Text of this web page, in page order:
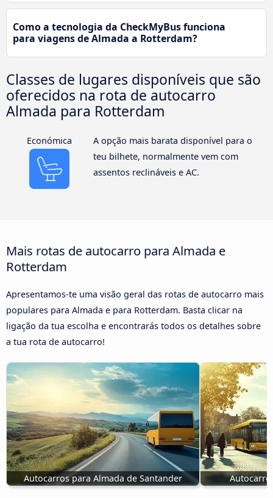
Como a tecnologia da CheckMyBus funciona
para viagens de Almada a Rotterdam?
Classes de lugares disponíveis que são
oferecidos na rota de autocarro
Almada para Rotterdam
Económica
A opção mais barata disponível para o
teu bilhete, normalmente vem com
assentos reclináveis e AC.
Mais rotas de autocarro para Almada e
Rotterdam
Apresentamos-te uma visão geral das rotas de autocarro mais
populares para Almada e para Rotterdam. Basta clicar na
ligação da tua escolha e encontrarás todos os detalhes sobre
a tua rota de autocarro!
Autocarros para Almada de Santander Autocarro